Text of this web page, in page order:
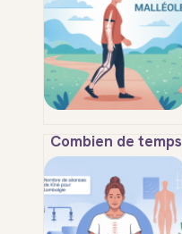
Combien de temps
pour marcher
après une fracture
de la malléole